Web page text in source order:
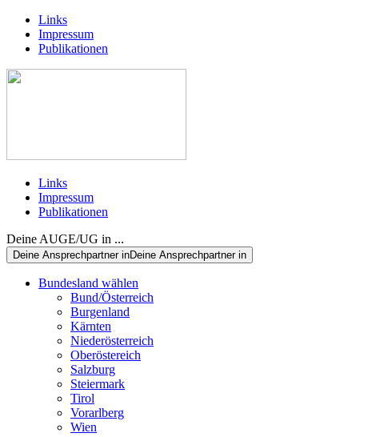
Links
Impressum
Publikationen
Links
Impressum
Publikationen
Deine AUGE/UG in ...
Deine Ansprechpartner inDeine Ansprechpartner in
Bundesland wählen
Bund/Österreich
Burgenland
Kärnten
Niederösterreich
Oberöstereich
Salzburg
Steiermark
Tirol
Vorarlberg
Wien